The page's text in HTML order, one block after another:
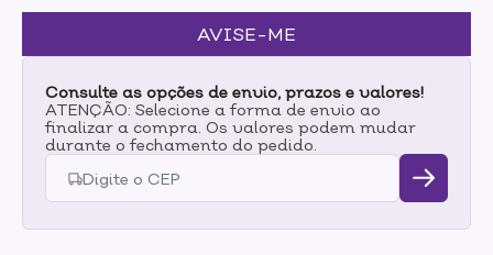
com leves batidinhas e aplique no rosto. Para
aplicação de blush deve ser usado nas áreas das
maçãs do rosto, com movimentos suaves em direção
às têmporas. Para aplicação de contorno, passe
abaixo das maçãs do rosto, têmporas, raiz do cabelo
ou maxilar.
AVISE-ME
Consulte as opções de envio, prazos e valores!
ATENÇÃO: Selecione a forma de envio ao
finalizar a compra. Os valores podem mudar
durante o fechamento do pedido.